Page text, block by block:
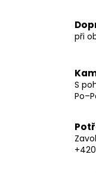
při
S